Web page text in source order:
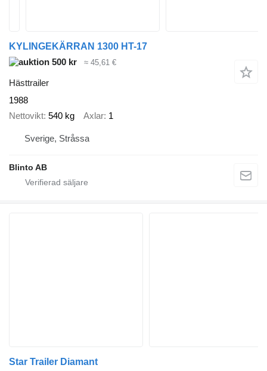
KYLINGEKÄRRAN 1300 HT-17
500 kr
≈ 45,61 €
Hästtrailer
1988
Nettovikt 540 kg Axlar 1
Sverige, Stråssa
Blinto AB
Star Trailer Diamant